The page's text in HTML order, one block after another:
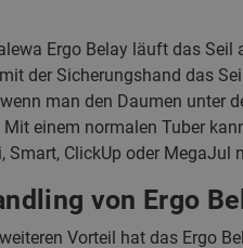
Ergo Belay läuft das
der Sicherungshand das
man den Daumen unter
einem normalen Tuber
Smart, ClickUp oder
von Ergo
Vorteil hat das Ergo